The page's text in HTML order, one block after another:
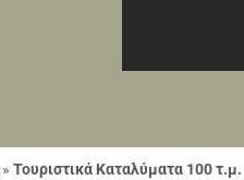
» Τουριστικά Καταλύματα 100 τ.μ.